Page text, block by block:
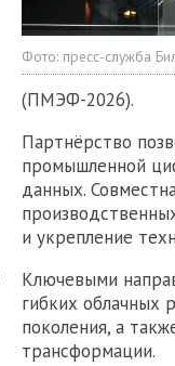
Фото: пресс-служба
(ПМЭФ-2026).
Партнёрство
промышленной
данных.
и укрепление
Ключевыми
гибких облачных
поколения, а
трансформации.